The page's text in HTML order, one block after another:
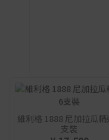
維利格 1888 尼加拉瓜精
支裝